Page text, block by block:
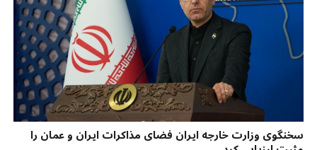
سخنگوی وزارت خارجه ایران فضای مذاکرات ایران و عمان را